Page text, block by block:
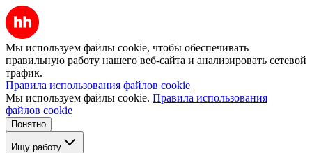
Мы используем файлы cookie, чтобы обеспечивать
правильную работу нашего веб-сайта и анализировать сетевой
трафик.
Правила использования файлов cookie
Мы используем файлы cookie. Правила использования
файлов cookie
Понятно
Ищу работу